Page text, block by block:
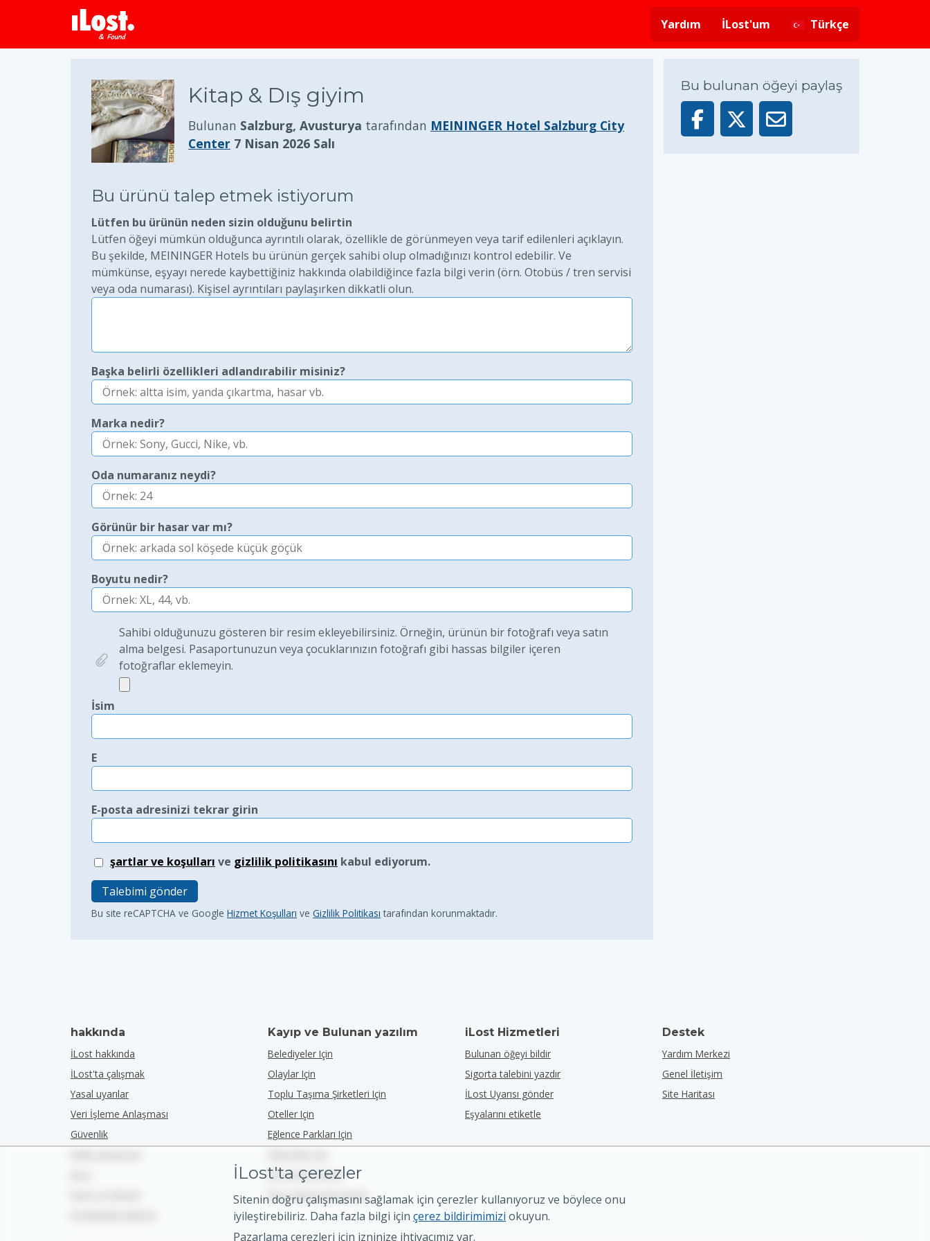
Yardım İLost'um Türkçe
Kitap & Dış giyim
Bulunan Salzburg, Avusturya tarafından MEININGER Hotel Salzburg City
Center 7 Nisan 2026 Salı
Bu ürünü talep etmek istiyorum
Lütfen bu ürünün neden sizin olduğunu belirtin
Lütfen öğeyi mümkün olduğunca ayrıntılı olarak, özellikle de görünmeyen veya tarif edilenleri açıklayın.
Bu şekilde, MEININGER Hotels bu ürünün gerçek sahibi olup olmadığınızı kontrol edebilir. Ve
mümkünse, eşyayı nerede kaybettiğiniz hakkında olabildiğince fazla bilgi verin (örn. Otobüs / tren servisi
veya oda numarası). Kişisel ayrıntıları paylaşırken dikkatli olun.
Başka belirli özellikleri adlandırabilir misiniz?
Marka nedir?
Oda numaranız neydi?
Görünür bir hasar var mı?
Boyutu nedir?
Sahibi olduğunuzu gösteren bir resim ekleyebilirsiniz. Örneğin, ürünün bir fotoğrafı veya satın
alma belgesi. Pasaportunuzun veya çocuklarınızın fotoğrafı gibi hassas bilgiler içeren
fotoğraflar eklemeyin.
İsim
E
E-posta adresinizi tekrar girin
şartlar ve koşulları ve gizlilik politikasını kabul ediyorum.
Talebimi gönder
Bu site reCAPTCHA ve Google Hizmet Koşulları ve Gizlilik Politikası tarafından korunmaktadır.
Bu bulunan öğeyi paylaş
hakkında
İLost hakkında
İLost'ta çalışmak
Yasal uyarılar
Veri İşleme Anlaşması
Güvenlik
Kayıp ve Bulunan yazılım
Belediyeler Için
Olaylar Için
Toplu Taşıma Şirketleri Için
Oteller Için
Eğlence Parkları Için
Bizi G2'de Görün
Bizi Capterra'da Görün
iLost Hizmetleri
Bulunan öğeyi bildir
Sigorta talebini yazdır
İLost Uyarısı gönder
Eşyalarını etiketle
Destek
Yardım Merkezi
Genel İletişim
Site Haritası
İLost'ta çerezler
Sitenin doğru çalışmasını sağlamak için çerezler kullanıyoruz ve böylece onu
iyileştirebiliriz. Daha fazla bilgi için çerez bildirimimizi okuyun.
Pazarlama çerezleri için izninize ihtiyacımız var.